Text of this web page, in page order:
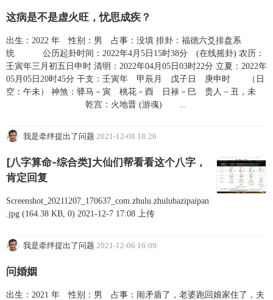
这病是不是虚火旺，忧思成疾？
出生：2022 年 性别：男 占事：没填 排卦：福德六爻排盘系
统 公历起卦时间：2022年4月5日15时38分 (在线摇卦) 农历：
壬寅年三月初五日申时 清明：2022年04月05日03时22分 立夏：2022年
05月05日20时45分 干支：壬寅年 甲辰月 戊子日 庚申时 （日
空：午未） 神煞：驿马－寅 桃花－酉 日禄－巳 贵人－丑，未
乾宫：火地晋 (游魂) ...
我是牵绊提出了问题 2021-12-08 18:26
[八字算命-综合类]大仙们帮看看这个八字，
肯定回复
Screenshot_20211207_170637_com.zhulu.zhulubazipaipan
.jpg (164.38 KB, 0) 2021-12-7 17:08 上传
我是牵绊提出了问题 2021-12-06 16:09
问婚姻
出生：2021 年 性别：男 占事：闹矛盾了，老婆跑回娘家住了，夫